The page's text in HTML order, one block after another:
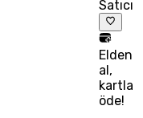
Satıcı
Elden
al,
kartla
öde!